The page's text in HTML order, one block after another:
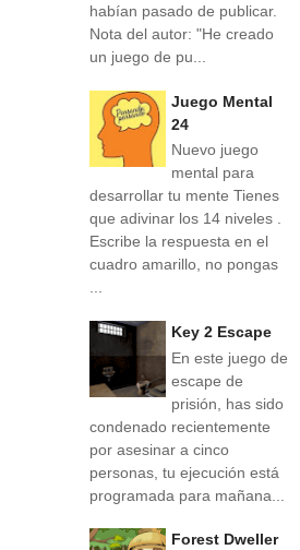
habían pasado de publicar.
Nota del autor: "He creado
un juego de pu...
Juego Mental
24
Nuevo juego
mental para
desarrollar tu mente Tienes
que adivinar los 14 niveles .
Escribe la respuesta en el
cuadro amarillo, no pongas
...
Key 2 Escape
En este juego de
escape de
prisión, has sido
condenado recientemente
por asesinar a cinco
personas, tu ejecución está
programada para mañana...
Forest Dweller